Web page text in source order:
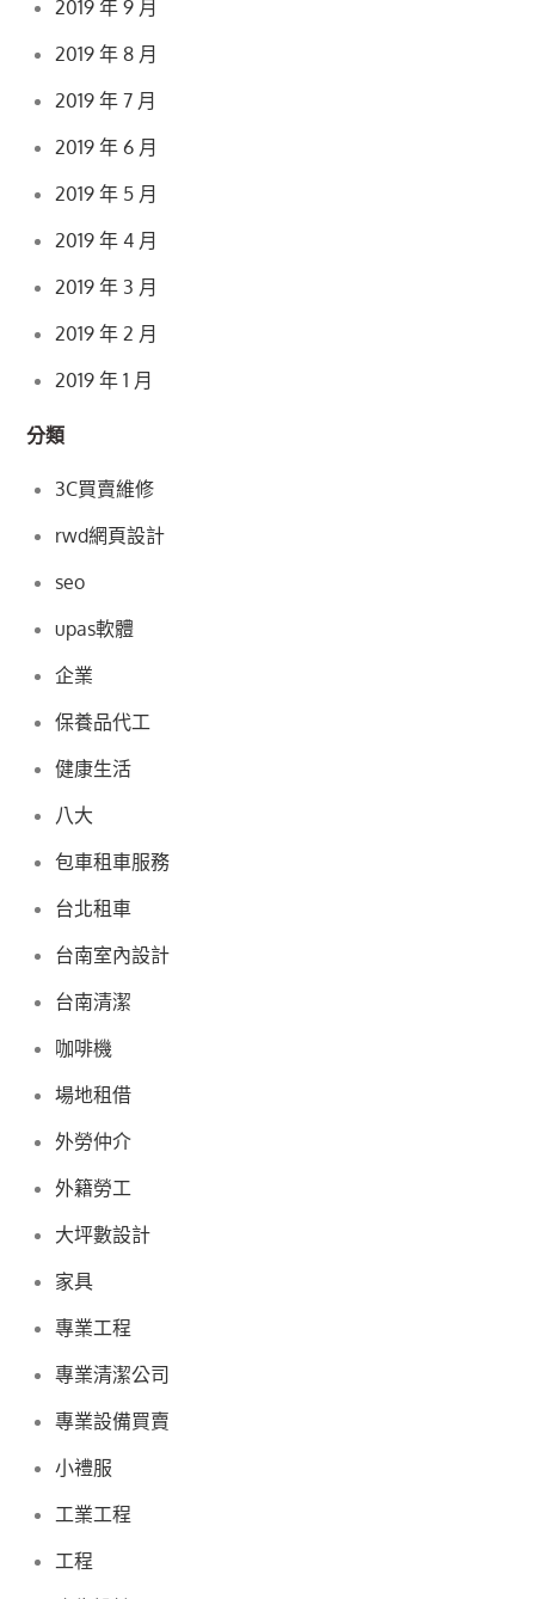
2019 年 9 月
2019 年 8 月
2019 年 7 月
2019 年 6 月
2019 年 5 月
2019 年 4 月
2019 年 3 月
2019 年 2 月
2019 年 1 月
分類
3C買賣維修
rwd網頁設計
seo
upas軟體
企業
保養品代工
健康生活
八大
包車租車服務
台北租車
台南室內設計
台南清潔
咖啡機
場地租借
外勞仲介
外籍勞工
大坪數設計
家具
專業工程
專業清潔公司
專業設備買賣
小禮服
工業工程
工程